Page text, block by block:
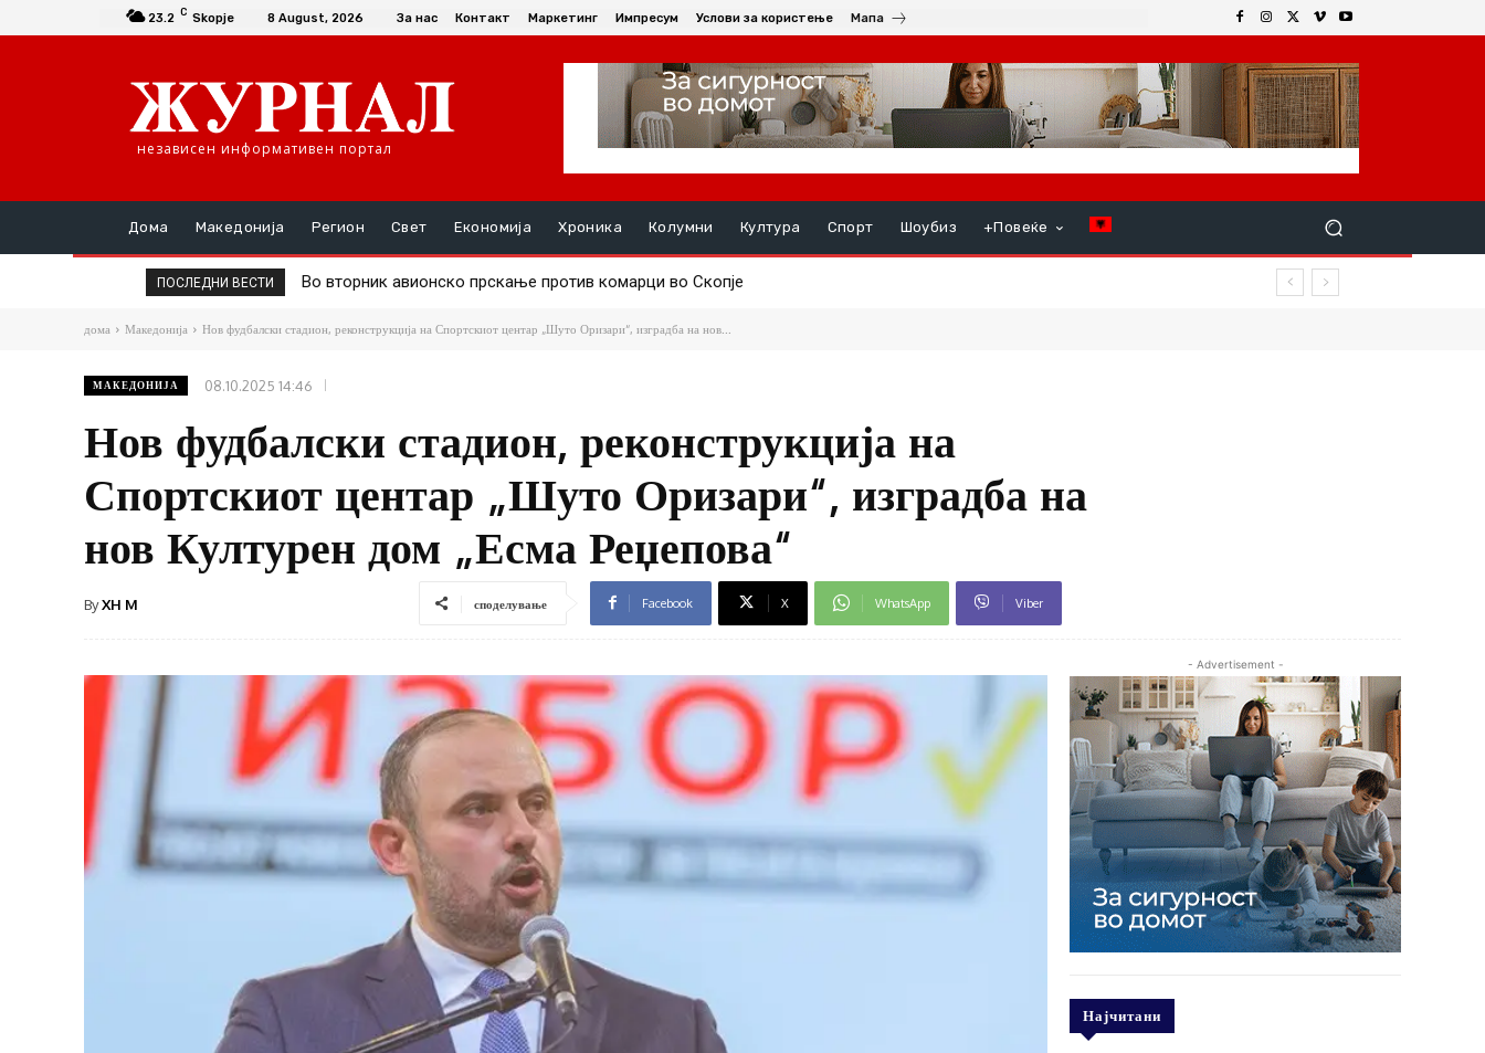
23.2 C Skopje 8 August, 2026 За нас Контакт Маркетинг Импресум Услови за користење Мапа
независен информативен портал
Дома Македонија Регион Свет Економија Хроника Колумни Култура Спорт Шоубиз +Повеќе
ПОСЛЕДНИ ВЕСТИ Во вторник авионско прскање против комарци во Скопје
Д-р Трајановски: По труењата, на ред се хепатитите ако кризата со водата во Гостивар продолжи
дома Македонија Нов фудбалски стадион, реконструкција на Спортскиот центар „Шуто Оризари“, изградба на нов...
МАКЕДОНИЈА 08.10.2025 14:46
Нов фудбалски стадион, реконструкција на
Спортскиот центар „Шуто Оризари“, изградба на
нов Културен дом „Есма Реџепова“
ByXH M споделување Facebook X WhatsApp Viber
- Advertisement -
Најчитани